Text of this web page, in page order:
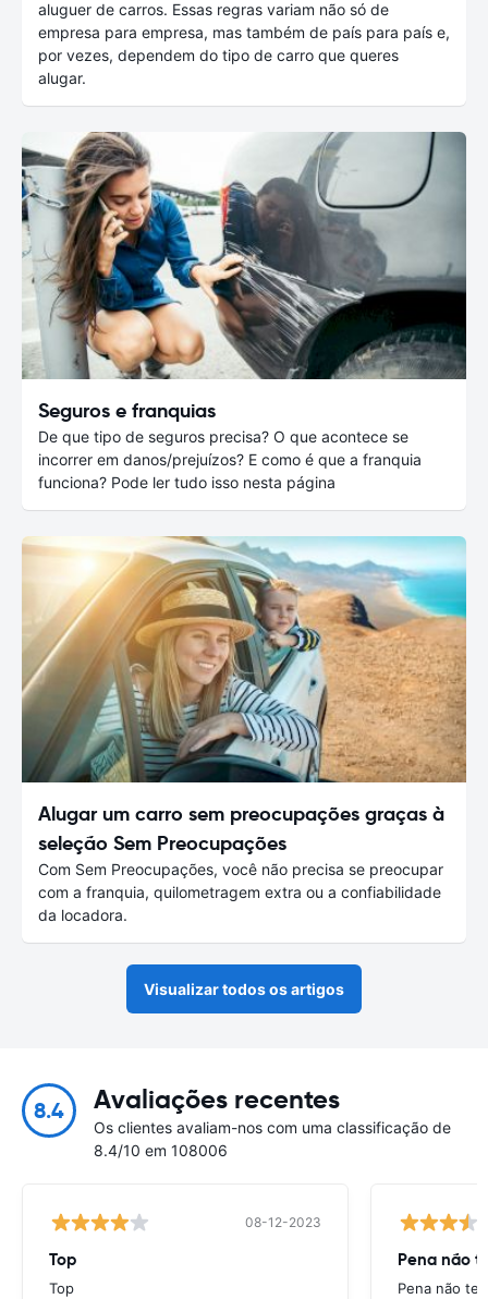
aluguer de carros. Essas regras variam não só de
empresa para empresa, mas também de país para país e,
por vezes, dependem do tipo de carro que queres
alugar.
Seguros e franquias
De que tipo de seguros precisa? O que acontece se
incorrer em danos/prejuízos? E como é que a franquia
funciona? Pode ler tudo isso nesta página
Alugar um carro sem preocupações graças à
seleção Sem Preocupações
Com Sem Preocupações, você não precisa se preocupar
com a franquia, quilometragem extra ou a confiabilidade
da locadora.
Visualizar todos os artigos
8.4 Avaliações recentes
Os clientes avaliam-nos com uma classificação de
8.4/10 em 108006
08-12-2023
Top
Top
Pena não
Pena não